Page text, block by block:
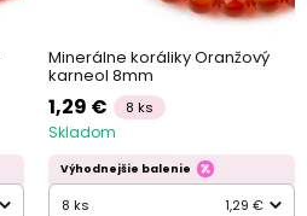
Minerálne koráliky Oranžový
karneol 8mm
1,29 € 8 ks
Skladom
Výhodnejšie balenie
8 ks 1,29 €